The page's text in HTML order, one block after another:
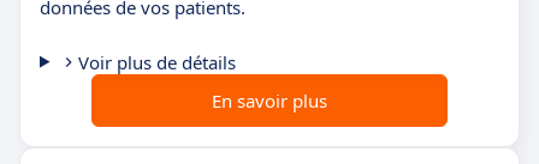
données de vos patients.
Voir plus de détails
En savoir plus